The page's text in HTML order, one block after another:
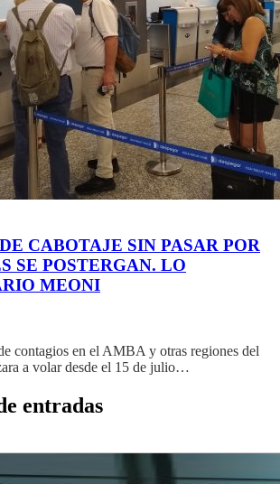
CABOTAJE SIN PASAR POR
SE POSTERGAN. LO
MEONI
contagios en el AMBA y otras regiones del
a volar desde el 15 de julio…
entradas